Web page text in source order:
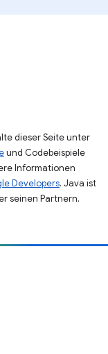
dieser Seite unter
und Codebeispiele
Informationen
Developers. Java ist
seinen Partnern.